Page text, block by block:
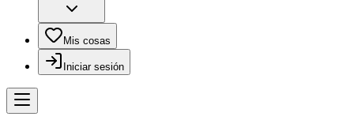
Mis cosas
Iniciar sesión